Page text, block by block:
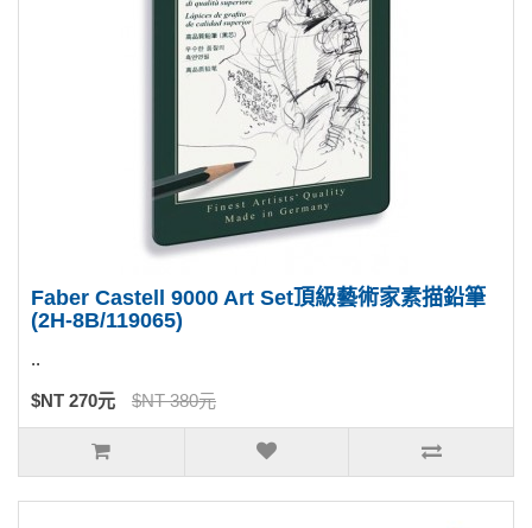
Faber Castell 9000 Art Set頂級藝術家素描鉛筆
(2H-8B/119065)
..
$NT 270元 $NT 380元